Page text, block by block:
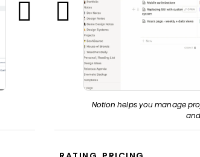
Notion helps you manage